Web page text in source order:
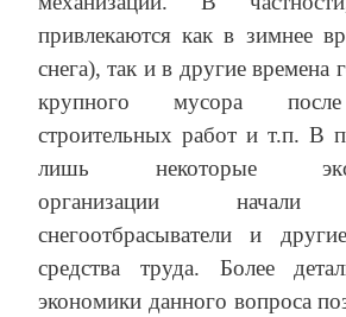
привлекаются как в зимнее
снега), так и в другие времена
крупного мусора
строительных работ и т.п. В
лишь некоторые
организации начали
снегоотбрасыватели и
средства труда. Более
экономики данного вопроса